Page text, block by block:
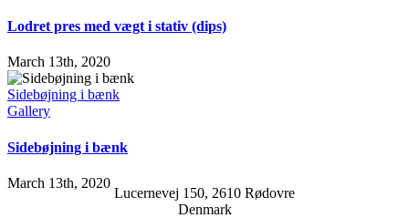
Lodret pres med vægt i stativ (dips)
March 13th, 2020
Sidebøjning i bænk
Gallery
Sidebøjning i bænk
March 13th, 2020
Lucernevej 150, 2610 Rødovre
Denmark